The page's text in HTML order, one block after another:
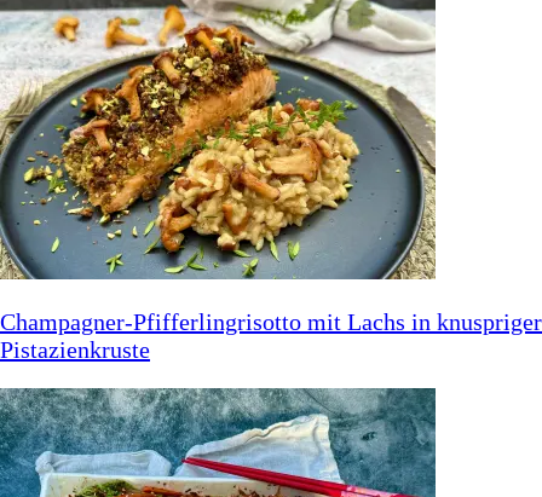
Champagner-Pfifferlingrisotto mit Lachs in knuspriger
Pistazienkruste